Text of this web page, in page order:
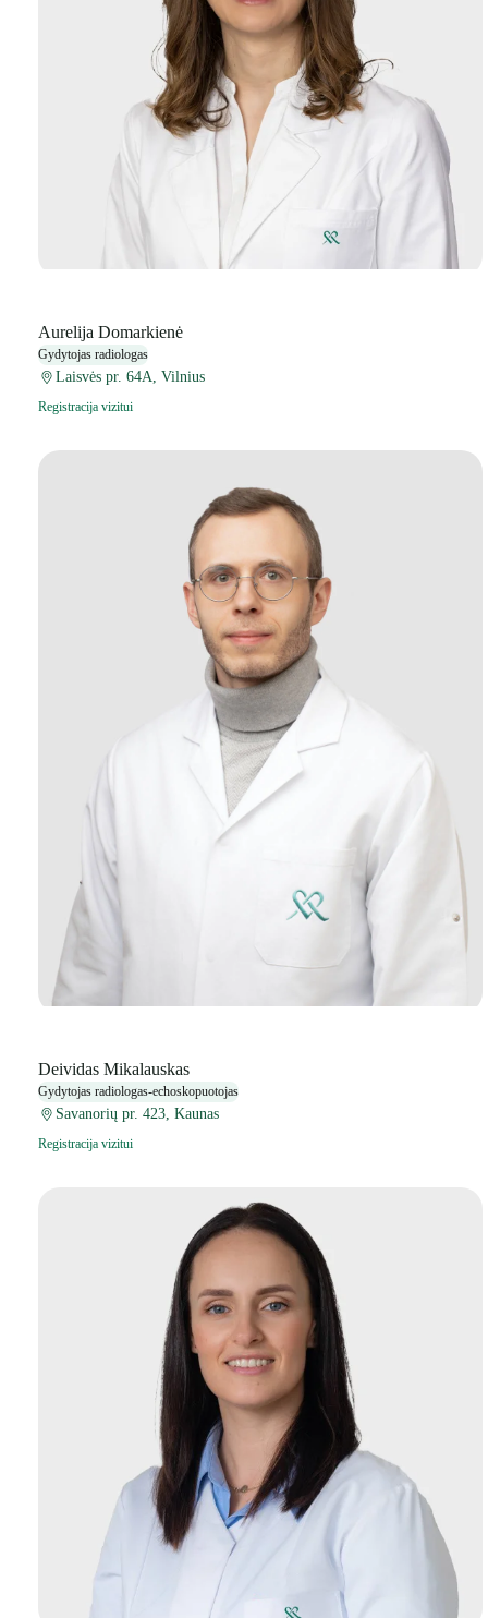
Aurelija Domarkienė
Gydytojas radiologas
Laisvės pr. 64A, Vilnius
Registracija vizitui
Deividas Mikalauskas
Gydytojas radiologas-echoskopuotojas
Savanorių pr. 423, Kaunas
Registracija vizitui